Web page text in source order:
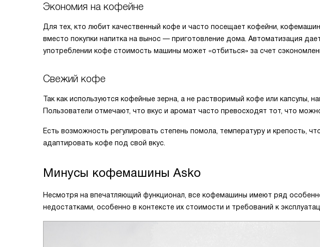
Экономия на кофейне
Для тех, кто любит качественный кофе и часто посещает кофейни,
вместо покупки напитка на вынос — приготовление дома. Автоматизация
употреблении кофе стоимость машины может «отбиться» за счет
Свежий кофе
Так как используются кофейные зерна, а не растворимый кофе или капсулы,
Пользователи отмечают, что вкус и аромат часто превосходят тот, что
Есть возможность регулировать степень помола, температуру и крепость,
адаптировать кофе под свой вкус.
Минусы кофемашины Asko
Несмотря на впечатляющий функционал, все кофемашины имеют ряд
недостатками, особенно в контексте их стоимости и требований к